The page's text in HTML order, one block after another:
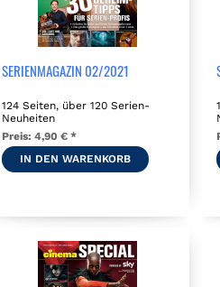
SERIENMAGAZIN 02/2021
124 Seiten, über 120 Serien-
Neuheiten
Preis: 4,90 € *
IN DEN WARENKORB